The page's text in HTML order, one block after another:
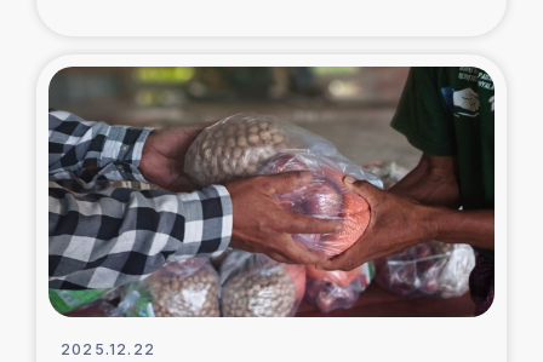
デニヤヤ小規模紅茶農家支援
コーヒー生産者支援
アイナロ県マウベシ郡でのコーヒー畑改善事業
ベイルート大規模爆発被災者支援
2025.12.22